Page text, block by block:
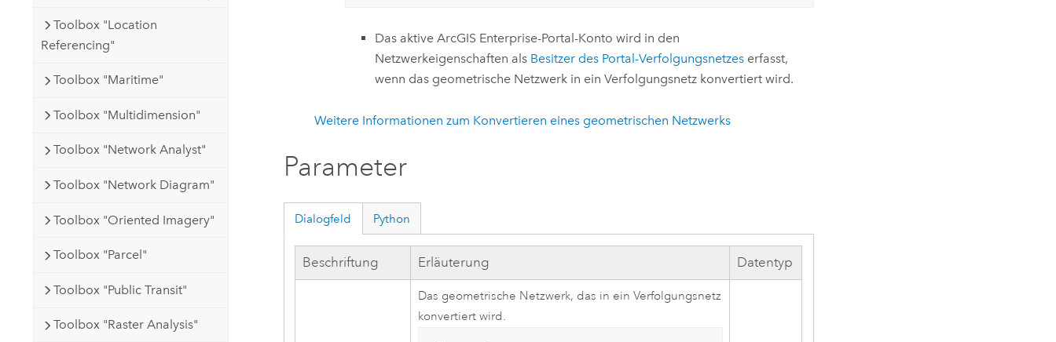
Toolbox "Location
Referencing"
Toolbox "Maritime"
Toolbox "Multidimension"
Toolbox "Network Analyst"
Toolbox "Network Diagram"
Toolbox "Oriented Imagery"
Toolbox "Parcel"
Toolbox "Public Transit"
Toolbox "Raster Analysis"
Das aktiveArcGIS Enterprise-Portal-Konto wird in den
Netzwerkeigenschaften als Besitzer des Portal-Verfolgungsnetzes erfasst,
wenn das geometrische Netzwerk in ein Verfolgungsnetz konvertiert wird.
Weitere Informationen zum Konvertieren eines geometrischen Netzwerks
Parameter
Dialogfeld Python
Beschriftung Erläuterung Datentyp
Das geometrische Netzwerk, das in ein Verfolgungsnetz
konvertiert wird.